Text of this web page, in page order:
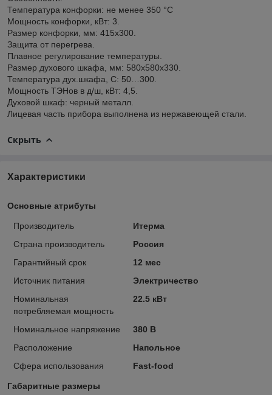
Температура конфорки: не менее 350 °С
Мощность конфорки, кВт: 3.
Размер конфорки, мм: 415х300.
Защита от перегрева.
Плавное регулирование температуры.
Размер духового шкафа, мм: 580х580х330.
Температура дух.шкафа, С: 50…300.
Мощность ТЭНов в д/ш, кВт: 4,5.
Духовой шкаф: черный металл.
Лицевая часть прибора выполнена из нержавеющей стали.
Скрыть
Характеристики
Основные атрибуты
Производитель
Итерма
Страна производитель
Россия
Гарантийный срок
12 мес
Источник питания
Электричество
Номинальная
потребляемая мощность
22.5 кВт
Номинальное напряжение
380 В
Расположение
Напольное
Сфера использования
Fast-food
Габаритные размеры